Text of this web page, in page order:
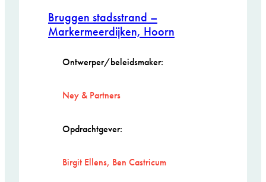
ARIE KEPPLER
PRIJS 2026
Bruggen stadsstrand –
Markermeerdijken, Hoorn
Ontwerper/beleidsmaker:
Ney & Partners
Opdrachtgever:
Birgit Ellens, Ben Castricum